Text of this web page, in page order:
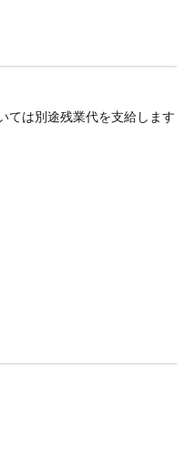
ては別途残業代を支給します